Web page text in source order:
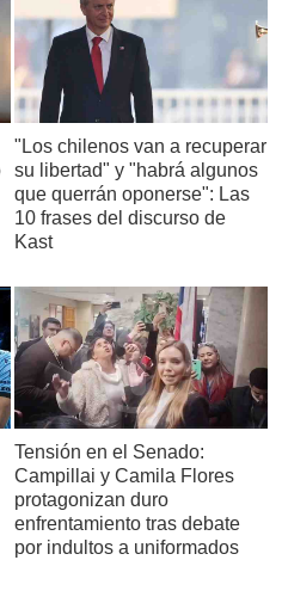
"Los chilenos van a recuperar
su libertad" y "habrá algunos
que querrán oponerse": Las
10 frases del discurso de
Kast
Tensión en el Senado:
Campillai y Camila Flores
protagonizan duro
enfrentamiento tras debate
por indultos a uniformados